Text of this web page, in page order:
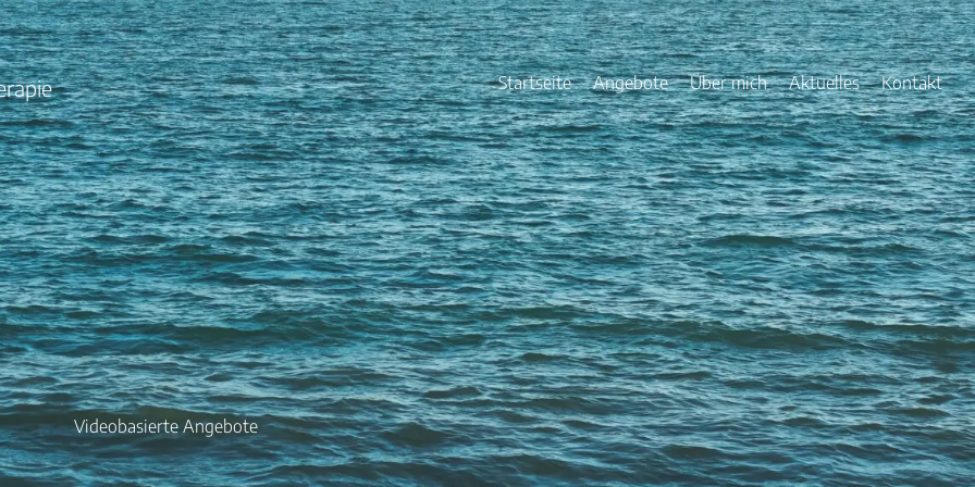
Startseite Angebote Über mich Aktuelles Kontakt
Videobasierte Angebote